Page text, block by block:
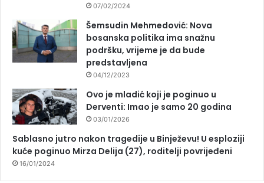
07/02/2024
Šemsudin Mehmedović: Nova
bosanska politika ima snažnu
podršku, vrijeme je da bude
predstavljena
04/12/2023
Ovo je mladić koji je poginuo u
Derventi: Imao je samo 20 godina
03/01/2026
Sablasno jutro nakon tragedije u Binježevu! U esploziji
kuće poginuo Mirza Delija (27), roditelji povrijeđeni
16/01/2024